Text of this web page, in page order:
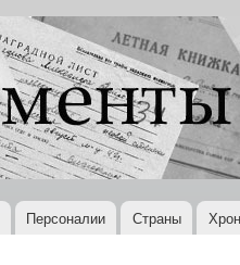
Персоналии Страны